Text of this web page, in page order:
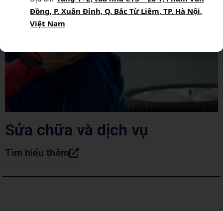
Sửa chữa và dịch vụ
Tìm hiểu thêm
Đồng, P. Xuân Đỉnh, Q. Bắc Từ Liêm, TP. Hà Nội,
Việt Nam